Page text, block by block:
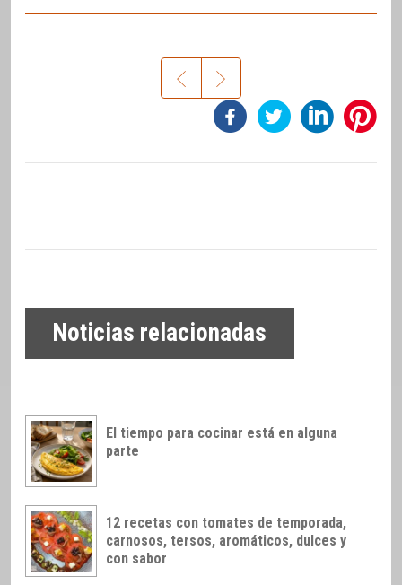
Noticias relacionadas
El tiempo para cocinar está en alguna
parte
12 recetas con tomates de temporada,
carnosos, tersos, aromáticos, dulces y
con sabor